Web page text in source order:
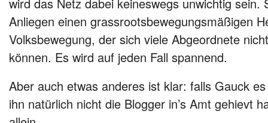
Anliegen einen grassrootsbewegungsmäßigen
Volksbewegung, der sich viele Abgeordnete
können. Es wird auf jeden Fall spannend.
Aber auch etwas anderes ist klar: falls Gauck
ihn natürlich nicht die Blogger in’s Amt gehievt